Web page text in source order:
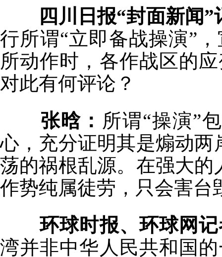
四川日报“封面新闻”
行所谓“立即备战操演”
所动作时，各作战区的
对此有何评论？
张晗： 所谓“操演”
心，充分证明其是煽动
荡的祸根乱源。在强大
作势纯属徒劳，只会害台
环球时报、环球网
湾并非中华人民共和国